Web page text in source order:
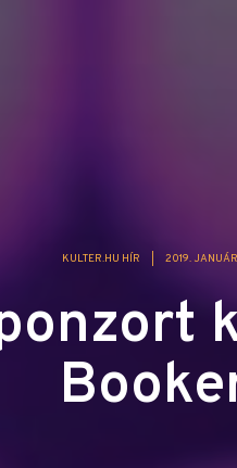
KULTER.HU HÍR 2019.